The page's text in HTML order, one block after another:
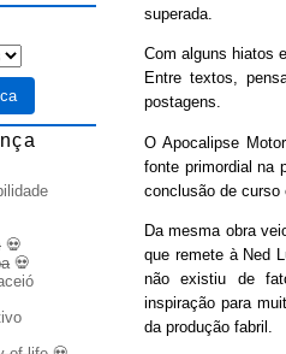
superada.
Com alguns hiatos
Entre textos,
postagens.
O Apocalipse
fonte primordial na
conclusão de curso
Da mesma obra
que remete à Ned
não existiu de
inspiração para
da produção fabril.
💀
💀